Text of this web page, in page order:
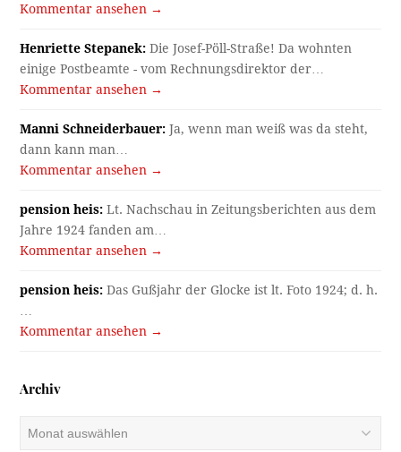
Kommentar ansehen →
Henriette Stepanek: Die Josef-Pöll-Straße! Da wohnten
einige Postbeamte - vom Rechnungsdirektor der…
Kommentar ansehen →
Manni Schneiderbauer: Ja, wenn man weiß was da steht,
dann kann man…
Kommentar ansehen →
pension heis: Lt. Nachschau in Zeitungsberichten aus dem
Jahre 1924 fanden am…
Kommentar ansehen →
pension heis: Das Gußjahr der Glocke ist lt. Foto 1924; d. h.
…
Kommentar ansehen →
Archiv
Archiv